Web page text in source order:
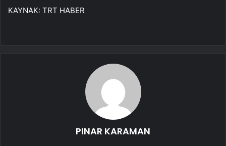
KAYNAK: TRT HABER
PINAR KARAMAN